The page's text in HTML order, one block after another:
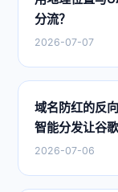
分流？
2026-07-07
域名防红的反
智能分发让谷
2026-07-06